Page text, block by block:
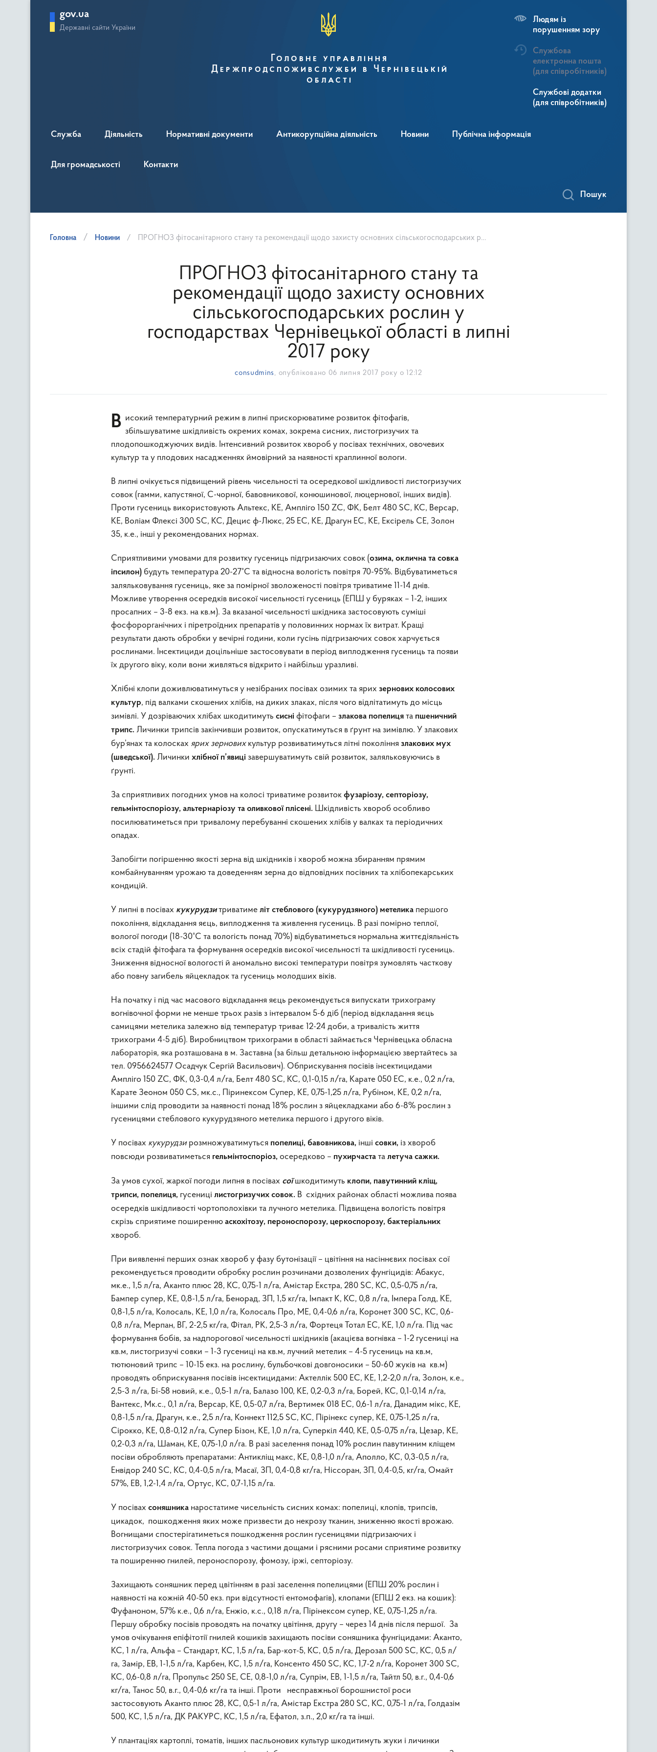
gov.ua
Державні сайти України
Головне управління
Держпродспоживслужби в Чернівецькій
області
Людям із
порушенням зору
Службова
електронна пошта
(для співробітників)
Службові додатки
(для співробітників)
Служба Діяльність Нормативні документи Антикорупційна діяльність Новини Публічна інформація
Для громадськості Контакти
Пошук
Головна Новини ПРОГНОЗ фітосанітарного стану та рекомендації щодо захисту основних сільськогосподарських рослин у господарствах Чернівецької області в липні 2017 року
ПРОГНОЗ фітосанітарного стану та
рекомендації щодо захисту основних
сільськогосподарських рослин у
господарствах Чернівецької області в липні
2017 року
consudmins , опубліковано 06 липня 2017 року о 12:12
Високий температурний режим в липні прискорюватиме розвиток фітофагів, збільшуватиме шкідливість окремих комах, зокрема сисних, листогризучих та
плодопошкоджуючих видів. Інтенсивний розвиток хвороб у посівах технічних, овочевих
культур та у плодових насадженнях ймовірний за наявності краплинної вологи.
В липні очікується підвищений рівень чисельності та осередкової шкідливості листогризучих
совок (гамми, капустяної, С-чорної, бавовникової, конюшинової, люцернової, інших видів).
Проти гусениць використовують Альтекс, КЕ, Ампліго 150 ZC, ФК, Белт 480 SC, КС, Версар,
КЕ, Воліам Флексі 300 SC, КС, Децис ф-Люкс, 25 EC, КЕ, Драгун ЕС, КЕ, Ексірель СЕ, Золон
35, к.е., інші у рекомендованих нормах.
Сприятливими умовами для розвитку гусениць підгризаючих совок (озима, оклична та совка
іпсилон) будуть температура 20-27°С та відносна вологість повітря 70-95%. Відбуватиметься
заляльковування гусениць, яке за помірної зволоженості повітря триватиме 11-14 днів.
Можливе утворення осередків високої чисельності гусениць (ЕПШ у буряках – 1-2, інших
просапних – 3-8 екз. на кв.м). За вказаної чисельності шкідника застосовують суміші
фосфорорганічних і піретроїдних препаратів у половинних нормах їх витрат. Кращі
результати дають обробки у вечірні години, коли гусінь підгризаючих совок харчується
рослинами. Інсектициди доцільніше застосовувати в період виплодження гусениць та появи
їх другого віку, коли вони живляться відкрито і найбільш уразливі.
Хлібні клопи доживлюватимуться у незібраних посівах озимих та ярих зернових колосових
культур, під валками скошених хлібів, на диких злаках, після чого відлітатимуть до місць
зимівлі. У дозріваючих хлібах шкодитимуть сиснi фітофаги – злакова попелиця та пшеничний
трипс. Личинки трипсів закінчивши розвиток, опускатимуться в ґрунт на зимівлю. У злакових
бур’янах та колосках ярих зерновихкультур розвиватимуться літні покоління злакових мух
(шведської). Личинки хлібної п’явиці завершуватимуть свій розвиток, заляльковуючись в
ґрунті.
За сприятливих погодних умов на колосі триватиме розвиток фузаріозу, септоріозу,
гельмінтоспоріозу, альтернаріозу та оливкової плісені. Шкідливість хвороб особливо
посилюватиметься при тривалому перебуванні скошених хлібів у валках та періодичних
опадах.
Запобігти погіршенню якості зерна від шкідників і хвороб можна збиранням прямим
комбайнуванням урожаю та доведенням зерна до відповідних посівних та хлібопекарських
кондицій.
У липні в посівах кукурудзитриватиме літ стеблового (кукурудзяного) метелика першого
покоління, відкладання яєць, виплодження та живлення гусениць. В разі помірно теплої,
вологої погоди (18-30°С та вологість понад 70%) відбуватиметься нормальна життєдіяльність
всіх стадій фітофага та формування осередків високої чисельності та шкідливості гусениць.
Зниження відносної вологості й аномально високі температури повітря зумовлять часткову
або повну загибель яйцекладок та гусениць молодших віків.
На початку і під час масового відкладання яєць рекомендується випускати трихограму
вогнівочної форми не менше трьох разів з інтервалом 5-6 діб (період відкладання яєць
самицями метелика залежно від температур триває 12-24 доби, а тривалість життя
трихограми 4-5 діб). Виробництвом трихограми в області займається Чернівецька обласна
лабораторія, яка розташована в м. Заставна (за більш детальною інформацією звертайтесь за
тел. 0956624577 Осадчук Сергій Васильович). Обприскування посівів інсектицидами
Ампліго 150 ZC, ФК, 0,3-0,4 л/га, Белт 480 SC, КС, 0,1-0,15 л/га, Карате 050 ЕС, к.е., 0,2 л/га,
Карате Зеоном 050 CS, мк.с., Піринексом Супер, КЕ, 0,75-1,25 л/га, Рубіном, КЕ, 0,2 л/га,
іншими слід проводити за наявності понад 18% рослин з яйцекладками або 6-8% рослин з
гусеницями стеблового кукурудзяного метелика першого і другого віків.
У посівах кукурудзирозмножуватимуться попелиці, бавовникова, інші совки, із хвороб
повсюди розвиватиметься гельмінтоспоріоз, осередково – пухирчаста та летуча сажки.
За умов сухої, жаркої погоди липня в посівах соїшкодитимуть клопи, павутинний кліщ,
трипси, попелиця, гусениці листогризучих совок. В східних районах області можлива поява
осередків шкідливості чортополохівки та лучного метелика. Підвищена вологість повітря
скрізь сприятиме поширенню аскохітозу, пероноспорозу, церкоспорозу, бактеріальних
хвороб.
При виявленні перших ознак хвороб у фазу бутонізації – цвітіння на насіннєвих посівах сої
рекомендується проводити обробку рослин розчинами дозволених фунгіцидів: Абакус,
мк.е., 1,5 л/га, Аканто плюс 28, КС, 0,75-1 л/га, Амістар Екстра, 280 SC, КС, 0,5-0,75 л/га,
Бампер супер, КЕ, 0,8-1,5 л/га, Бенорад, ЗП, 1,5 кг/га, Імпакт К, КС, 0,8 л/га, Імпера Голд, КЕ,
0,8-1,5 л/га, Колосаль, КЕ, 1,0 л/га, Колосаль Про, МЕ, 0,4-0,6 л/га, Коронет 300 SC, КС, 0,6-
0,8 л/га, Мерпан, ВГ, 2-2,5 кг/га, Фітал, РК, 2,5-3 л/га, Фортеця Тотал ЕС, КЕ, 1,0 л/га. Під час
формування бобів, за надпорогової чисельності шкідників (акацієва вогнівка – 1-2 гусениці на
кв.м, листогризучі совки – 1-3 гусениці на кв.м, лучний метелик – 4-5 гусениць на кв.м,
тютюновий трипс – 10-15 екз. на рослину, бульбочкові довгоносики – 50-60 жуків на кв.м)
проводять обприскування посівів інсектицидами: Актеллік 500 ЕС, КЕ, 1,2-2,0 л/га, Золон, к.е.,
2,5-3 л/га, Бі-58 новий, к.е., 0,5-1 л/га, Балазо 100, КЕ, 0,2-0,3 л/га, Борей, КС, 0,1-0,14 л/га,
Вантекс, Мк.с., 0,1 л/га, Версар, КЕ, 0,5-0,7 л/га, Вертимек 018 ЕС, 0,6-1 л/га, Данадим мікс, КЕ,
0,8-1,5 л/га, Драгун, к.е., 2,5 л/га, Коннект 112,5 SC, КС, Пірінекс супер, КЕ, 0,75-1,25 л/га,
Сірокко, КЕ, 0,8-0,12 л/га, Супер Бізон, КЕ, 1,0 л/га, Суперкіл 440, КЕ, 0,5-0,75 л/га, Цезар, КЕ,
0,2-0,3 л/га, Шаман, КЕ, 0,75-1,0 л/га. В разі заселення понад 10% рослин павутинним кліщем
посіви обробляють препаратами: Антикліщ макс, КЕ, 0,8-1,0 л/га, Аполло, КС, 0,3-0,5 л/га,
Енвідор 240 SC, КС, 0,4-0,5 л/га, Масаї, ЗП, 0,4-0,8 кг/га, Ніссоран, ЗП, 0,4-0,5, кг/га, Омайт
57%, ЕВ, 1,2-1,4 л/га, Ортус, КС, 0,7-1,15 л/га.
У посівах соняшника наростатиме чисельність сисних комах: попелиці, клопів, трипсів,
цикадок, пошкодження яких може призвести до некрозу тканин, зниженню якості врожаю.
Вогнищами спостерігатиметься пошкодження рослин гусеницями підгризаючих і
листогризучих совок. Тепла погода з частими дощами і рясними росами сприятиме розвитку
та поширенню гнилей, пероноспорозу, фомозу, іржі, септоріозу.
Захищають соняшник перед цвітінням в разі заселення попелицями (ЕПШ 20% рослин і
наявності на кожній 40-50 екз. при відсутності ентомофагів), клопами (ЕПШ 2 екз. на кошик):
Фуфаноном, 57% к.е., 0,6 л/га, Енжіо, к.с., 0,18 л/га, Пірінексом супер, КЕ, 0,75-1,25 л/га.
Першу обробку посівів проводять на початку цвітіння, другу – через 14 днів після першої. За
умов очікування епіфітотії гнилей кошиків захищають посіви соняшника фунгіцидами: Аканто,
КС, 1 л/га, Альфа – Стандарт, КС, 1,5 л/га, Бар-кот-5, КС, 0,5 л/га, Дерозал 500 SC, КС, 0,5 л/
га, Замір, ЕВ, 1-1,5 л/га, Карбен, КС, 1,5 л/га, Консенто 450 SC, КС, 1,7-2 л/га, Коронет 300 SC,
КС, 0,6-0,8 л/га, Пропульс 250 SE, СЕ, 0,8-1,0 л/га, Супрім, ЕВ, 1-1,5 л/га, Тайтл 50, в.г., 0,4-0,6
кг/га, Танос 50, в.г., 0,4-0,6 кг/га та інші. Проти несправжньої борошнистої роси
застосовують Аканто плюс 28, КС, 0,5-1 л/га, Амістар Екстра 280 SC, КС, 0,75-1 л/га, Голдазім
500, КС, 1,5 л/га, ДК РАКУРС, КС, 1,5 л/га, Ефатол, з.п., 2,0 кг/га та інші.
У плантаціях картоплі, томатів, інших пасльонових культур шкодитимуть жуки і личинки